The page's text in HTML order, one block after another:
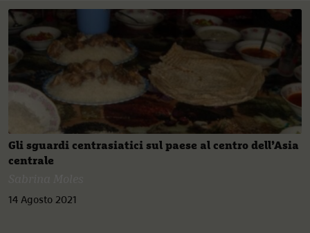
Gli sguardi centrasiatici sul paese al centro dell’Asia
centrale
14 Agosto 2021